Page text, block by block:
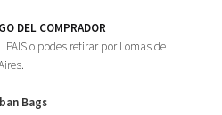
DEL COMPRADOR
PAIS o podes retirar por Lomas de
Bags